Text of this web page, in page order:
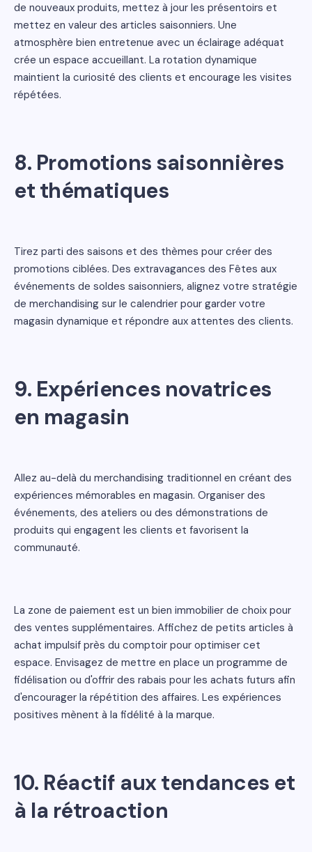
de nouveaux produits, mettez à jour les présentoirs et
mettez en valeur des articles saisonniers. Une
atmosphère bien entretenue avec un éclairage adéquat
crée un espace accueillant. La rotation dynamique
maintient la curiosité des clients et encourage les visites
répétées.
8. Promotions saisonnières
et thématiques
Tirez parti des saisons et des thèmes pour créer des
promotions ciblées. Des extravagances des Fêtes aux
événements de soldes saisonniers, alignez votre stratégie
de merchandising sur le calendrier pour garder votre
magasin dynamique et répondre aux attentes des clients.
9. Expériences novatrices
en magasin
Allez au-delà du merchandising traditionnel en créant des
expériences mémorables en magasin. Organiser des
événements, des ateliers ou des démonstrations de
produits qui engagent les clients et favorisent la
communauté.
La zone de paiement est un bien immobilier de choix pour
des ventes supplémentaires. Affichez de petits articles à
achat impulsif près du comptoir pour optimiser cet
espace. Envisagez de mettre en place un programme de
fidélisation ou d'offrir des rabais pour les achats futurs afin
d'encourager la répétition des affaires. Les expériences
positives mènent à la fidélité à la marque.
10. Réactif aux tendances et
à la rétroaction